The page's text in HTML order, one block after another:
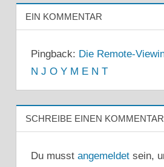
EIN KOMMENTAR
Pingback: Die Remote-
N J O Y M E N T
SCHREIBE EINEN KOMMENTAR
Du musst angemeldetsein,